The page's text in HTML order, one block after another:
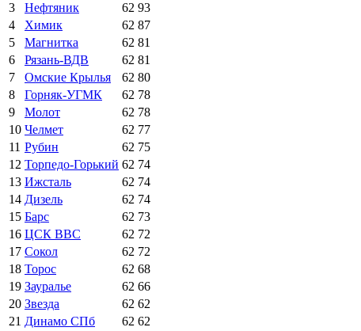
3
Нефтяник 62 93
4
Химик 62 87
5
Магнитка 62 81
6
Рязань-ВДВ 62 81
7
Омские Крылья 62 80
8
Горняк-УГМК 62 78
9
Молот 62 78
10 Челмет 62 77
11 Рубин 62 75
12 Торпедо-Горький 62 74
13 Ижсталь 62 74
14 Дизель 62 74
15 Барс 62 73
16 ЦСК ВВС 62 72
17 Сокол 62 72
18 Торос 62 68
19 Зауралье 62 66
20 Звезда 62 62
21 Динамо СПб 62 62